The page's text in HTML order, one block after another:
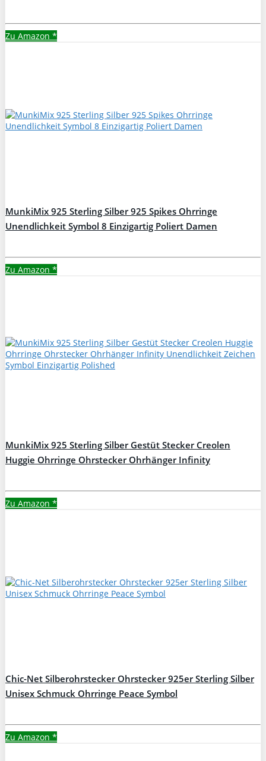
Zu Amazon *
MunkiMix 925 Sterling Silber 925 Spikes Ohrringe
Unendlichkeit Symbol 8 Einzigartig Poliert Damen
Zu Amazon *
MunkiMix 925 Sterling Silber Gestüt Stecker Creolen
Huggie Ohrringe Ohrstecker Ohrhänger Infinity
Zu Amazon *
Chic-Net Silberohrstecker Ohrstecker 925er Sterling Silber
Unisex Schmuck Ohrringe Peace Symbol
Zu Amazon *